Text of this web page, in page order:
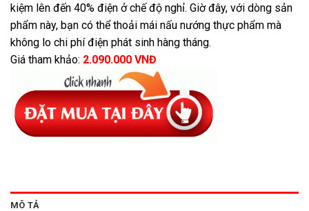
kiệm lên đến 40% điện ở chế độ nghỉ. Giờ đây, với dòng sản
phẩm này, bạn có thể thoải mái nấu nướng thực phẩm mà
không lo chi phí điện phát sinh hàng tháng.
Giá tham khảo: 2.090.000 VNĐ
MÔ TẢ